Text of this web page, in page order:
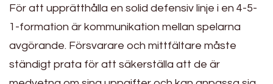
För att upprätthålla en solid defensiv linje i en 4-5-
1-formation är kommunikation mellan spelarna
avgörande. Försvarare och mittfältare måste
ständigt prata för att säkerställa att de är